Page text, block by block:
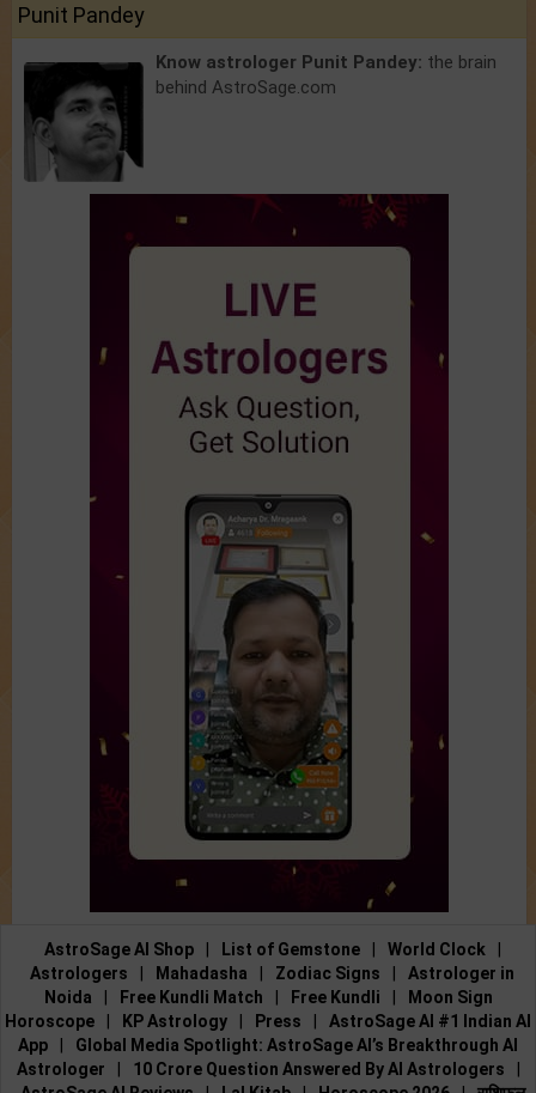
Punit Pandey
Know astrologer Punit Pandey: the brain
behind AstroSage.com
AstroSage AI Shop List of Gemstone World Clock
Astrologers
Mahadasha Zodiac Signs
Astrologer in
Noida
Free Kundli Match Free Kundli
Moon Sign
Horoscope
KP Astrology Press
AstroSage AI #1 Indian AI
App
Global Media Spotlight: AstroSage AI’s Breakthrough AI
Astrologer
10 Crore Question Answered By AI Astrologers